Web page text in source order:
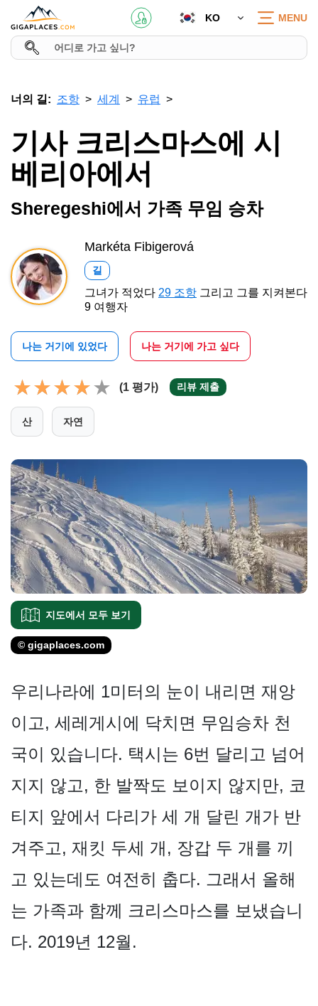
KO MENU
너의 길: 조항 세계 유럽
기사 크리스마스에 시
베리아에서
Sheregeshi에서 가족 무임 승차
Markéta Fibigerová
길
그녀가 적었다 29 조항 그리고 그를 지켜본다
9 여행자
나는 거기에 있었다 나는 거기에 가고 싶다
(1 평가) 리뷰 제출
산 자연
지도에서 모두 보기
© gigaplaces.com
우리나라에 1미터의 눈이 내리면 재앙
이고, 세레게시에 닥치면 무임승차 천
국이 있습니다. 택시는 6번 달리고 넘어
지지 않고, 한 발짝도 보이지 않지만, 코
티지 앞에서 다리가 세 개 달린 개가 반
겨주고, 재킷 두세 개, 장갑 두 개를 끼
고 있는데도 여전히 춥다. 그래서 올해
는 가족과 함께 크리스마스를 보냈습니
다. 2019년 12월.